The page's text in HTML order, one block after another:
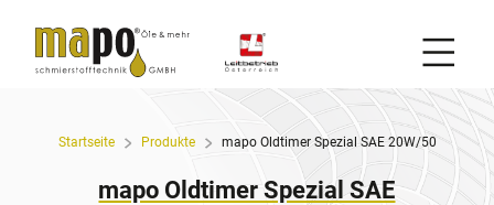
Startseite Produkte mapo Oldtimer Spezial SAE 20W/50
mapo Oldtimer Spezial SAE